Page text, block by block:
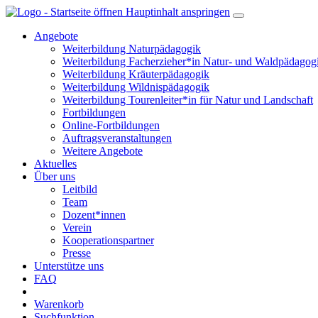
Hauptinhalt anspringen
Angebote
Weiterbildung Naturpädagogik
Weiterbildung Facherzieher*in Natur- und
Weiterbildung Kräuterpädagogik
Weiterbildung Wildnispädagogik
Weiterbildung Tourenleiter*in für Natur und Landschaft
Fortbildungen
Online-Fortbildungen
Auftragsveranstaltungen
Weitere Angebote
Aktuelles
Über uns
Leitbild
Team
Dozent*innen
Verein
Kooperationspartner
Presse
Unterstütze uns
FAQ
Warenkorb